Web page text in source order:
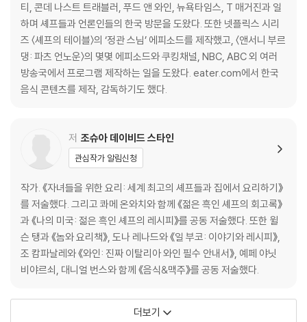
된장 케이퍼 소스를 곁들인 서대구이
바비큐 치킨과 된장 리소토
삼겹살 수육과 무생채
된장 양갈비 바비큐
아몬드 된장 크루아상
된장 바닐라 크렘 뷔렐레
장의 명인들) 맥꾸룸
고추장을 활용한 레시피
오이무침
멸치볶음
고추장 랜치 소스와 신선한 채소
고추장찌개
닭볶음탕
김치볶음밥과 백김치 코울슬로
티, 콘데 나스트 트래블러, 푸드 앤 와인, 뉴욕타임스, T 매거진과 일
하며 셰프들과 언론인들의 한국 방문을 도왔다. 또한 넷플릭스 시리
즈 〈셰프의 테이블〉의 ‘정관 스님’ 에피소드를 제작했고, 〈앤서니 부르
댕: 파츠 언노운〉의 몇몇 에피소드와 쿠킹채널, NBC, ABC 외 여러
방송국에서 프로그램 제작하는 일을 도왔다. eater.com에서 한국
음식 콘텐츠를 제작, 감독하기도 했다.
저 조슈아 데이비드 스타인
관심작가 알림신청
작가. 《자녀들을 위한 요리: 세계 최고의 셰프들과 집에서 요리하기》
를 저술했다. 그리고 콰메 온와치와 함께 《젊은 흑인 셰프의 회고록》
과 《나의 미국: 젊은 흑인 셰프의 레시피》를 공동 저술했다. 또한 윌
슨 탱과 《놈와 요리책》, 도나 레나드와 《일 부코: 이야기와 레시피》,
조 캄파날레와 《와인: 진짜 이탈리아 와인 필수 안내서》, 예페 야닛
비야르쇠, 대니얼 번스와 함께 《음식&맥주》를 공동 저술했다.
더보기